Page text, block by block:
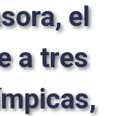
el
a tres